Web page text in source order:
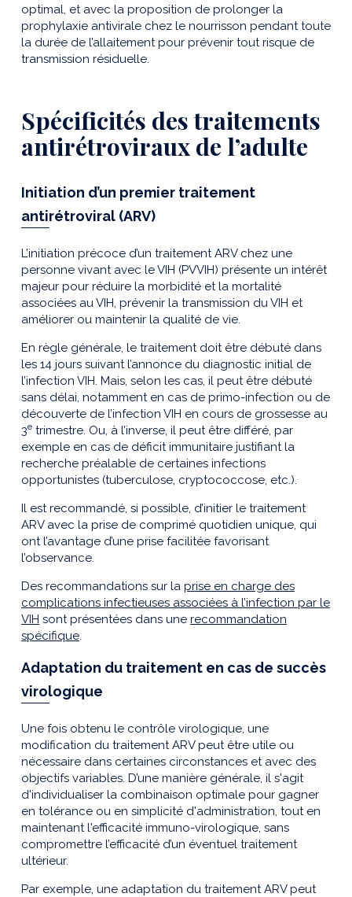
optimal, et avec la proposition de prolonger la
prophylaxie antivirale chez le nourrisson pendant toute
la durée de l’allaitement pour prévenir tout risque de
transmission résiduelle.
Spécificités des traitements
antirétroviraux de l’adulte
Initiation d’un premier traitement
antirétroviral (ARV)
L’initiation précoce d’un traitement ARV chez une
personne vivant avec le VIH (PVVIH) présente un intérêt
majeur pour réduire la morbidité et la mortalité
associées au VIH, prévenir la transmission du VIH et
améliorer ou maintenir la qualité de vie.
En règle générale, le traitement doit être débuté dans
les 14 jours suivant l’annonce du diagnostic initial de
l’infection VIH. Mais, selon les cas, il peut être débuté
sans délai, notamment en cas de primo-infection ou de
découverte de l’infection VIH en cours de grossesse au
3e trimestre. Ou, à l’inverse, il peut être différé, par
exemple en cas de déficit immunitaire justifiant la
recherche préalable de certaines infections
opportunistes (tuberculose, cryptococcose, etc.).
Il est recommandé, si possible, d’initier le traitement
ARV avec la prise de comprimé quotidien unique, qui
ont l’avantage d’une prise facilitée favorisant
l’observance.
Des recommandations sur la prise en charge des
complications infectieuses associées à l’infection par le
VIH sont présentées dans une recommandation
spécifique.
Adaptation du traitement en cas de succès
virologique
Une fois obtenu le contrôle virologique, une
modification du traitement ARV peut être utile ou
nécessaire dans certaines circonstances et avec des
objectifs variables. D’une manière générale, il s'agit
d'individualiser la combinaison optimale pour gagner
en tolérance ou en simplicité d'administration, tout en
maintenant l'efficacité immuno-virologique, sans
compromettre l’efficacité d’un éventuel traitement
ultérieur.
Par exemple, une adaptation du traitement ARV peut